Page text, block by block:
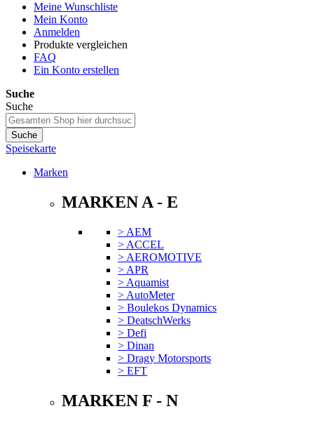
Meine Wunschliste
Mein Konto
Anmelden
Produkte vergleichen
FAQ
Ein Konto erstellen
Suche
Suche
Suche
Speisekarte
Marken
MARKEN A - E
> AEM
> ACCEL
> AEROMOTIVE
> APR
> Aquamist
> AutoMeter
> Boulekos Dynamics
> DeatschWerks
> Defi
> Dinan
> Dragy Motorsports
> EFT
MARKEN F - N